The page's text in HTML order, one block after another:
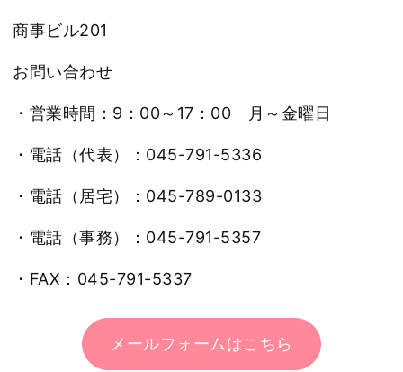
商事ビル201
お問い合わせ
・営業時間：9：00～17：00 月～金曜日
・電話（代表）：045-791-5336
・電話（居宅）：045-789-0133
・電話（事務）：045-791-5357
・FAX：045-791-5337
メールフォームはこちら